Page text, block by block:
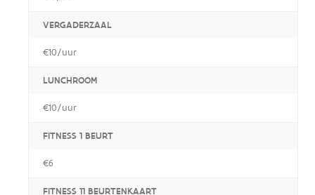
VERGADERZAAL
€10/uur
LUNCHROOM
€10/uur
FITNESS 1 BEURT
€6
FITNESS 11 BEURTENKAART